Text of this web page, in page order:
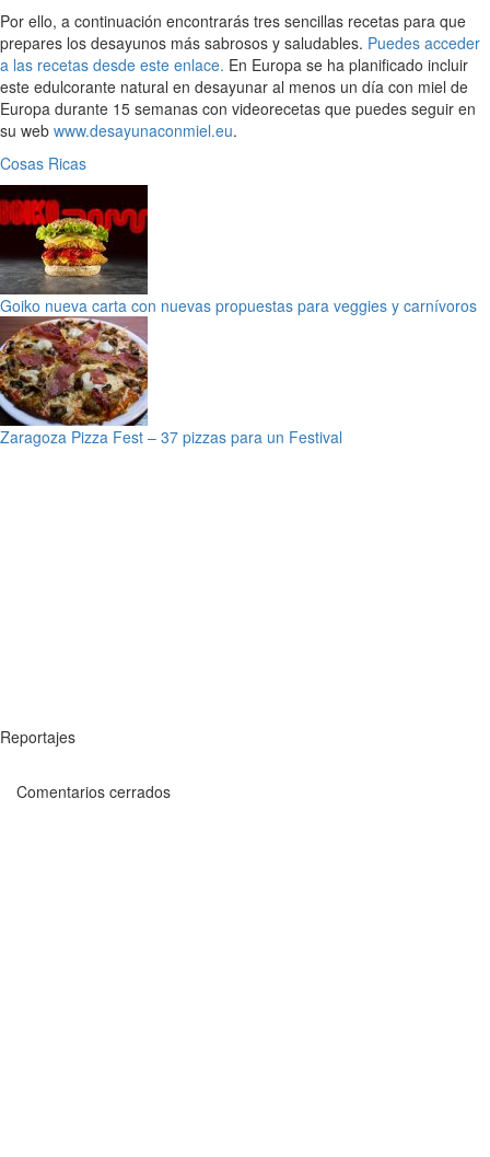
Por ello, a continuación encontrarás tres sencillas recetas para que
prepares los desayunos más sabrosos y saludables. Puedes acceder
a las recetas desde este enlace. En Europa se ha planificado incluir
este edulcorante natural en desayunar al menos un día con miel de
Europa durante 15 semanas con videorecetas que puedes seguir en
su web www.desayunaconmiel.eu.
Cosas Ricas
Goiko nueva carta con nuevas propuestas para veggies y carnívoros
Zaragoza Pizza Fest – 37 pizzas para un Festival
Reportajes
Comentarios cerrados